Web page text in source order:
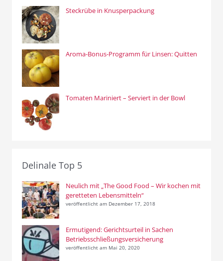
Steckrübe in Knusperpackung
Aroma-Bonus-Programm für Linsen: Quitten
Tomaten Mariniert – Serviert in der Bowl
Delinale Top 5
Neulich mit „The Good Food – Wir kochen mit
geretteten Lebensmitteln“
veröffentlicht am Dezember 17, 2018
Ermutigend: Gerichtsurteil in Sachen
Betriebsschließungsversicherung
veröffentlicht am Mai 20, 2020